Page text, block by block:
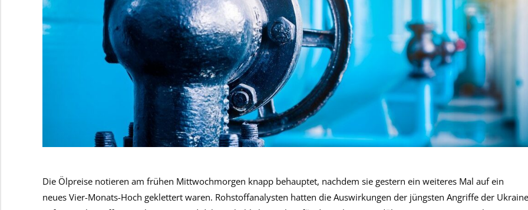
Die Ölpreise notieren am frühen Mittwochmorgen knapp behauptet, nachdem sie gestern ein weiteres Mal auf ein
neues Vier-Monats-Hoch geklettert waren. Rohstoffanalysten hatten die Auswirkungen der jüngsten Angriffe der Ukraine